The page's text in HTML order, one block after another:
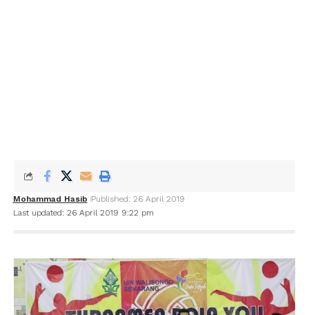
Last updated: 26 April 2019 9:22 pm
Mohammad Hasib Published: 26 April 2019